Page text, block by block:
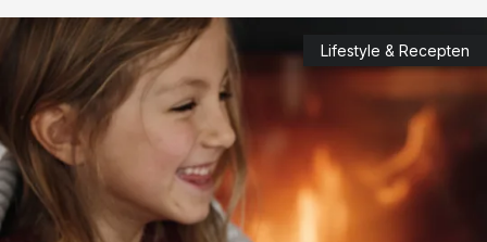
gevarieerd aanbod. Het assortiment is divers en niet
gemakkelijk in een categorie te plaatsen. Van Design House
Stockholm-
Knot kussen tot lamp . Het Zweedse merk biedt
voor elke ruimte in uw huis een passend designer item.
Door de jaren heen heeft Design House Stockholm keer op
keer bewezen het juiste oog te hebben voor uniek design. De
designklassiekers zoals de Design House Stockholm knot
kussen, de beroemde Design House Stockholm
Lifestyle & Recepten